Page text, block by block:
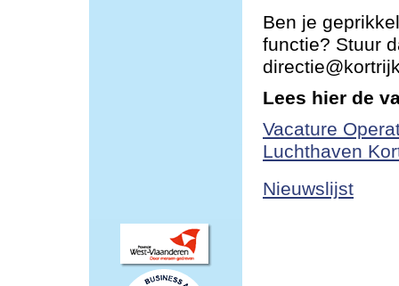
Ben je
functie? Stuur
Lees hier de
Vacature
Luchthaven
Nieuwslijst